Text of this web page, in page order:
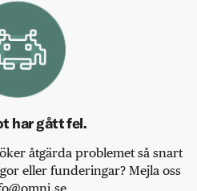
har gått fel.
åtgärda problemet så snart
eller funderingar? Mejla oss